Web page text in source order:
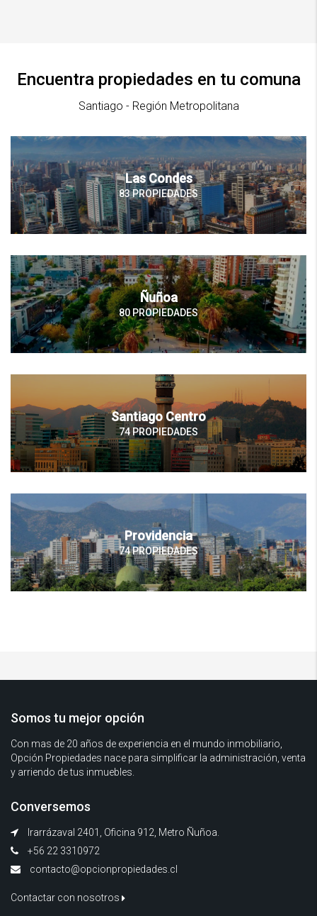
Encuentra propiedades en tu comuna
Santiago - Región Metropolitana
Las Condes
83 PROPIEDADES
Ñuñoa
80 PROPIEDADES
Santiago Centro
74 PROPIEDADES
Providencia
74 PROPIEDADES
Somos tu mejor opción
Con mas de 20 años de experiencia en el mundo inmobiliario,
Opción Propiedades nace para simplificar la administración, venta
y arriendo de tus inmuebles.
Conversemos
Irarrázaval 2401, Oficina 912, Metro Ñuñoa.
+56 22 3310972
contacto@opcionpropiedades.cl
Contactar con nosotros